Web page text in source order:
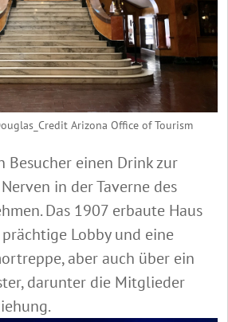
Arizona Office of Tourism
Besucher einen Drink zur
in der Taverne des
Das 1907 erbaute Haus
Lobby und eine
aber auch über ein
darunter die Mitglieder